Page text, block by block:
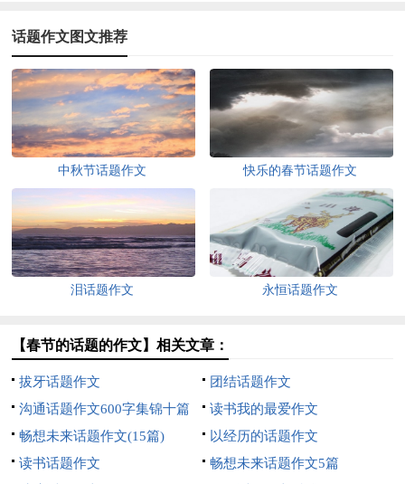
话题作文图文推荐
中秋节话题作文 快乐的春节话题作文
泪话题作文 永恒话题作文
【春节的话题的作文】相关文章：
拔牙话题作文
团结话题作文
沟通话题作文600字集锦十篇
读书我的最爱作文
畅想未来话题作文(15篇)
以经历的话题作文
读书话题作文
畅想未来话题作文5篇